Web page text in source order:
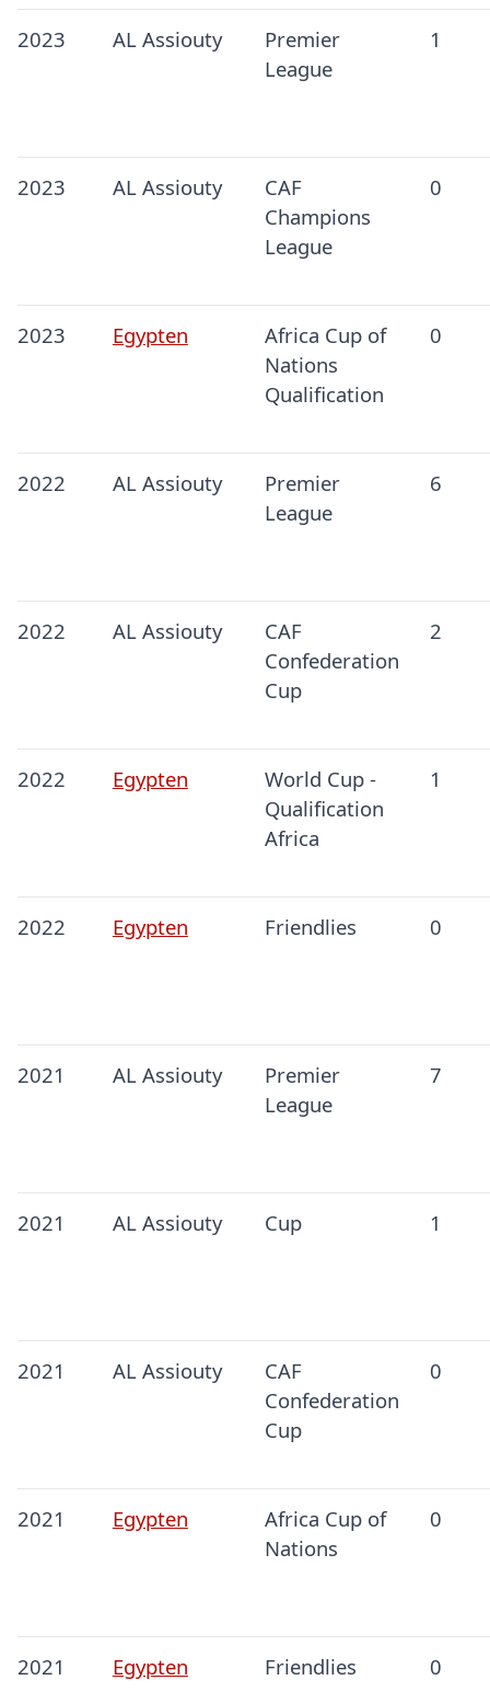
2023 AL Assiouty
Premier
League
1
2023 AL Assiouty
CAF
Champions
League
0
2023 Egypten
Africa Cup of
Nations
Qualification
0
2022 AL Assiouty
Premier
League
6
2022 AL Assiouty
CAF
Confederation
Cup
2
2022 Egypten
World Cup -
Qualification
Africa
1
2022 Egypten Friendlies 0
2021 AL Assiouty
Premier
League
7
2021 AL Assiouty Cup 1
2021 AL Assiouty
CAF
Confederation
Cup
0
2021 Egypten
Africa Cup of
Nations
0
2021 Egypten Friendlies 0